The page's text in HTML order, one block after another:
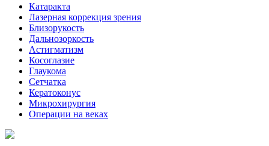
Катаракта
Лазерная коррекция зрения
Близорукость
Дальнозоркость
Астигматизм
Косоглазие
Глаукома
Сетчатка
Кератоконус
Микрохирургия
Операции на веках